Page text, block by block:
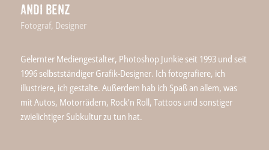
Andi Benz
Fotograf, Designer
Gelernter Mediengestalter, Photoshop Junkie seit 1993 und seit
1996 selbstständiger Grafik-Designer. Ich fotografiere, ich
illustriere, ich gestalte. Außerdem hab ich Spaß an allem, was
mit Autos, Motorrädern, Rock’n Roll, Tattoos und sonstiger
zwielichtiger Subkultur zu tun hat.